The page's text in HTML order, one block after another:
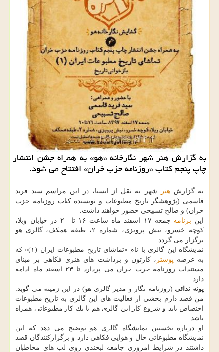
به گزارش هنر شهر نگارخانه «هو» به همراه جشن انتشار
چاپ پنجم كتاب «روزنامه حزب خران» افتتاح می شود.
به گزارشهنر
شهر به نقل از ایسنا، در این مراسم سید فرید
قاسمی (پژوهشگر تاریخ مطبوعات و نویسنده كتاب روزنامه حزب
خران) و صالح تسبیحی حضور خواهند داشت.
این برنامه
جمعه ۱۷ اسفند ماه ساعت ۱۶ تا ۲۰ در خیابان ویلا،
كوچه خسرو، نبش پرویزی، شماره ۲، طبقه همكف، گالری هو
برگزار می گردد.
نمایشگاه این گالری با نام «تماشای تاریخ مطبوعات ایران (۱)» كه
به عرضه پوستر ، كارتون و برداشت های هنری فكاهی بر مبنای
مستندات روزنامه حزب خران می پردازد تا ۲۳ اسفند ماه ادامه
دارد.
پونه ندائی (روزنامه نگار و مدیر گالری هو) در این زمینه می گوید:
من قصد دارم بخشی از فعالیت های این گالری به تاریخ مطبوعات
اختصاص یابد و شروع كار این گالری هم با یك كار مطبوعاتی همراه
باشد.
او درباره نخستین نمایشگاه گالری هو توضیح می دهد كه این
نمایشگاه مطبوعاتی حال و هوایی فكاهی دارد و برگزاركنندگان قصد
داشتند در شرایط امروزی جامعه لبخندی روی لب های مخاطبان